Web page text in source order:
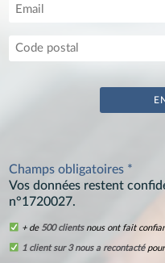
Champs obligatoires *
Vos données restent
n°1720027.
+ de 500 clientsnous ont fait
1 client sur 3 nous a recontactépour